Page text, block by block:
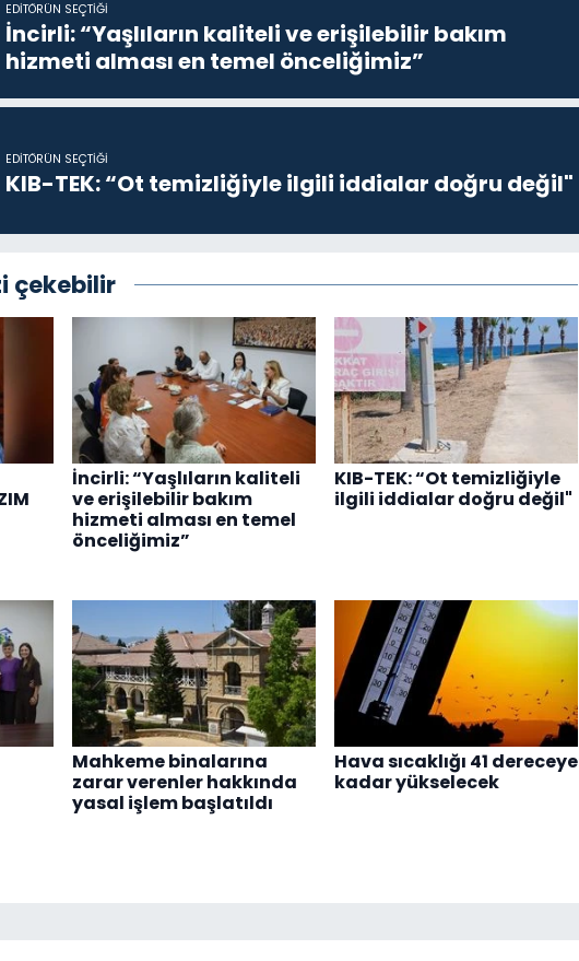
EDITÖRÜN SEÇTIĞI
İncirli: “Yaşlıların kaliteli ve erişilebilir bakım
hizmeti alması en temel önceliğimiz”
EDITÖRÜN SEÇTIĞI
KIB-TEK: “Ot temizliğiyle ilgili iddialar doğru değil"
çekebilir
İncirli: “Yaşlıların kaliteli
ve erişilebilir bakım
hizmeti alması en temel
önceliğimiz”
KIB-TEK: “Ot temizliğiyle
ilgili iddialar doğru değil"
Mahkeme binalarına
zarar verenler hakkında
yasal işlem başlatıldı
Hava sıcaklığı 41 dereceye
kadar yükselecek